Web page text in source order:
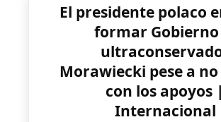
El presidente polaco
formar
Morawiecki pese a
con los apoyos |
Internacional